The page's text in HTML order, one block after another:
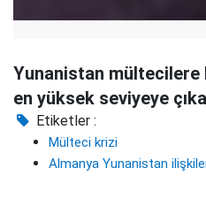
Yunanistan mültecilere
en yüksek seviyeye
Etiketler :
Mülteci krizi
Almanya Yunanistan